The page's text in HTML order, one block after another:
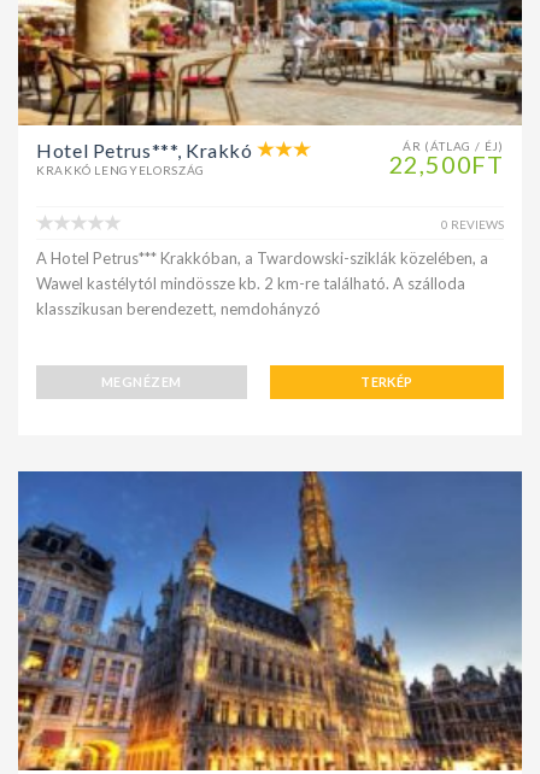
ÁR (ÁTLAG / ÉJ)
22,500FT
Hotel Petrus***, Krakkó
KRAKKÓ LENGYELORSZÁG
0 REVIEWS
A Hotel Petrus*** Krakkóban, a Twardowski-sziklák közelében, a
Wawel kastélytól mindössze kb. 2 km-re található. A szálloda
klasszikusan berendezett, nemdohányzó
MEGNÉZEM TERKÉP